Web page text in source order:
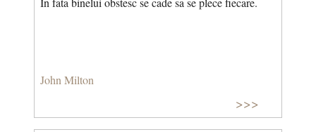
John Milton
>>>